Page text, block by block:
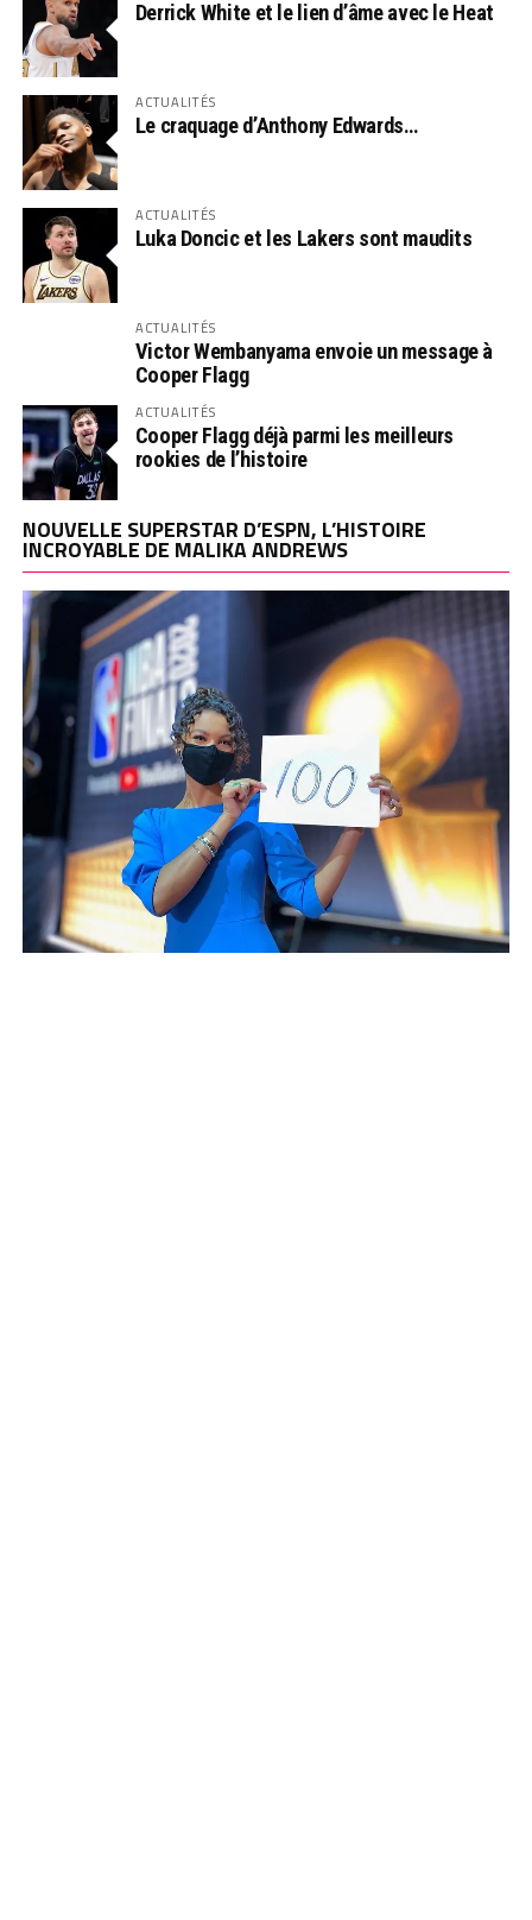
Derrick White et le lien d’âme avec le Heat
ACTUALITÉS
Le craquage d’Anthony Edwards…
ACTUALITÉS
Luka Doncic et les Lakers sont maudits
ACTUALITÉS
Victor Wembanyama envoie un message à
Cooper Flagg
ACTUALITÉS
Cooper Flagg déjà parmi les meilleurs
rookies de l’histoire
NOUVELLE SUPERSTAR D’ESPN, L’HISTOIRE
INCROYABLE DE MALIKA ANDREWS